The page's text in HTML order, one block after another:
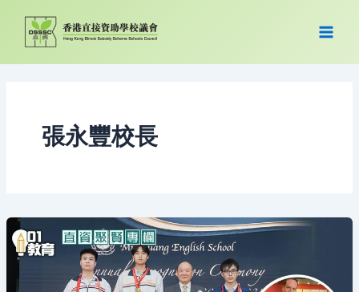
要
張永豐校長
直
聚
賢